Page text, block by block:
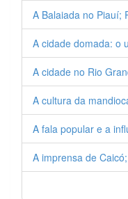
A Balaiada no Piauí;
A cidade domada: o
A cidade no Rio
A cultura da
A fala popular e a
A imprensa de